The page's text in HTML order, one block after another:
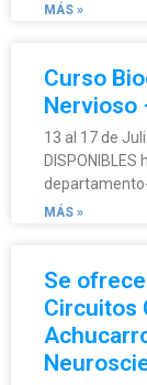
MÁS »
Curso
Nervioso
13 al 17 de
MÁS »
Se
Circuitos